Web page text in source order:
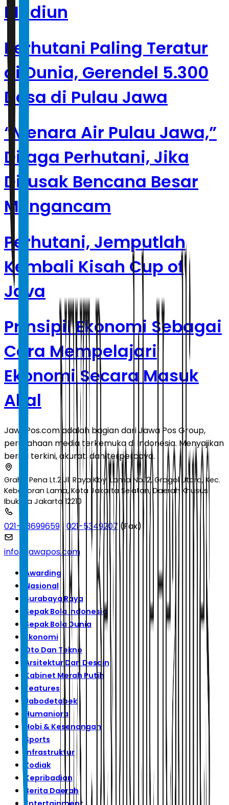
Madiun
Perhutani Paling Teratur
di Dunia, Gerendel 5.300
Desa di Pulau Jawa
“Menara Air Pulau Jawa,”
Dijaga Perhutani, Jika
Dirusak Bencana Besar
Mengancam
Perhutani, Jemputlah
Kembali Kisah Cup of
Java
Prinsipil Ekonomi Sebagai
Cara Mempelajari
Ekonomi Secara Masuk
Akal
JawaPos.com adalah bagian dari Jawa Pos Group,
perusahaan media terkemuka di Indonesia. Menyajikan
berita terkini, akurat, dan terpercaya.
Graha Pena Lt.2 Jl. Raya Kby. Lama No.12, Grogol Utara, Kec.
Kebayoran Lama, Kota Jakarta Selatan, Daerah Khusus
Ibukota Jakarta 12210
021-53699659 | 021-5349207 (Fax)
info@jawapos.com
Awarding
Nasional
Surabaya Raya
Sepak Bola Indonesia
Sepak Bola Dunia
Ekonomi
Oto Dan Tekno
Arsitektur Dan Desain
Kabinet Merah Putih
Features
Jabodetabek
Humaniora
Hobi & Kesenangan
Sports
Infrastruktur
Zodiak
Kepribadian
Berita Daerah